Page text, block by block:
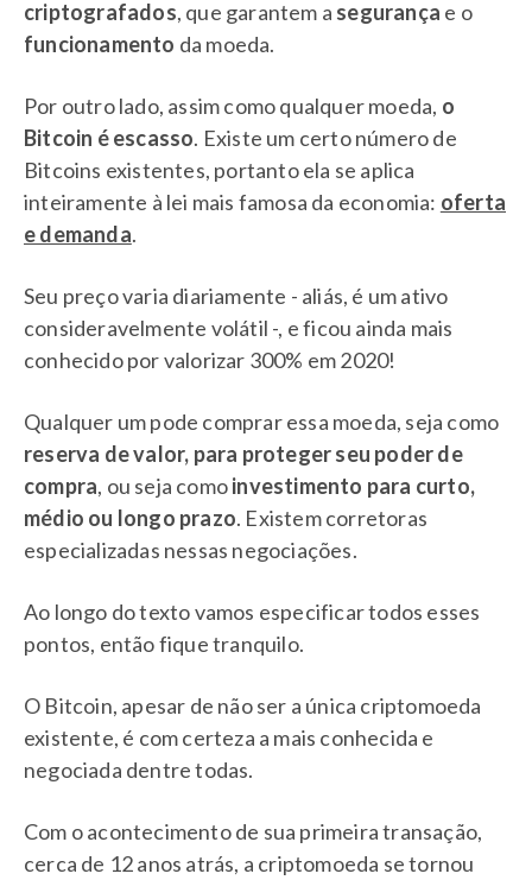
criptografados, que garantem a segurança e o
funcionamento da moeda.
Por outro lado, assim como qualquer moeda, o
Bitcoin é escasso. Existe um certo número de
Bitcoins existentes, portanto ela se aplica
inteiramente à lei mais famosa da economia: oferta
e demanda.
Seu preço varia diariamente - aliás, é um ativo
consideravelmente volátil -, e ficou ainda mais
conhecido por valorizar 300% em 2020!
Qualquer um pode comprar essa moeda, seja como
reserva de valor, para proteger seu poder de
compra, ou seja comoinvestimento para curto,
médio ou longo prazo. Existem corretoras
especializadas nessas negociações.
Ao longo do texto vamos especificar todos esses
pontos, então fique tranquilo.
O Bitcoin, apesar de não ser a única criptomoeda
existente, é com certeza a mais conhecida e
negociada dentre todas.
Com o acontecimento de sua primeira transação,
cerca de 12 anos atrás, a criptomoeda se tornou